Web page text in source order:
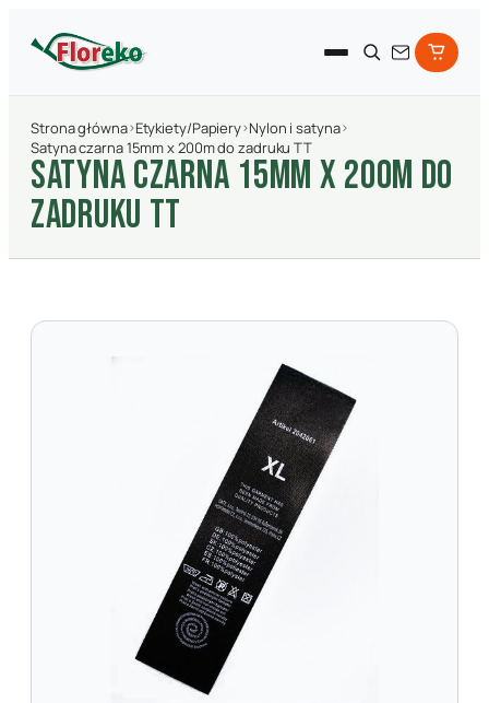
Strona główna›Etykiety/Papiery›Nylon i satyna›
Satyna czarna 15mm x 200m do zadruku TT
SATYNA CZARNA 15MM X 200M DO
ZADRUKU TT